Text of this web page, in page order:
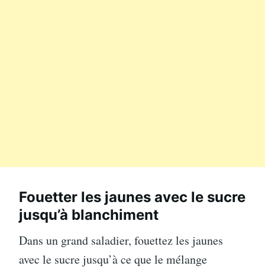
Fouetter les jaunes avec le sucre
jusqu’à blanchiment
Dans un grand saladier, fouettez les jaunes
avec le sucre jusqu’à ce que le mélange